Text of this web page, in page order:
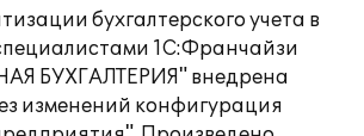
бухгалтерского учета в
1С:Франчайзи
БУХГАЛТЕРИЯ" внедрена
изменений конфигурация